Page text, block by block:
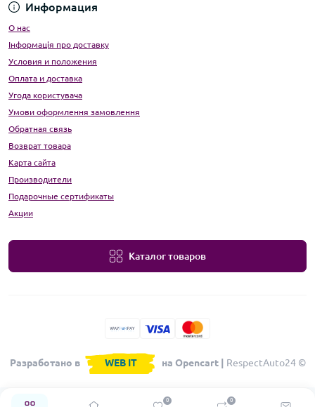
0 0
Информация
О нас
Інформація про доставку
Условия и положения
Оплата и доставка
Угода користувача
Умови оформлення замовлення
Обратная связь
Возврат товара
Карта сайта
Производители
Подарочные сертификаты
Акции
Каталог товаров
Разработано в WEB IT на Opencart | RespectAuto24 ©